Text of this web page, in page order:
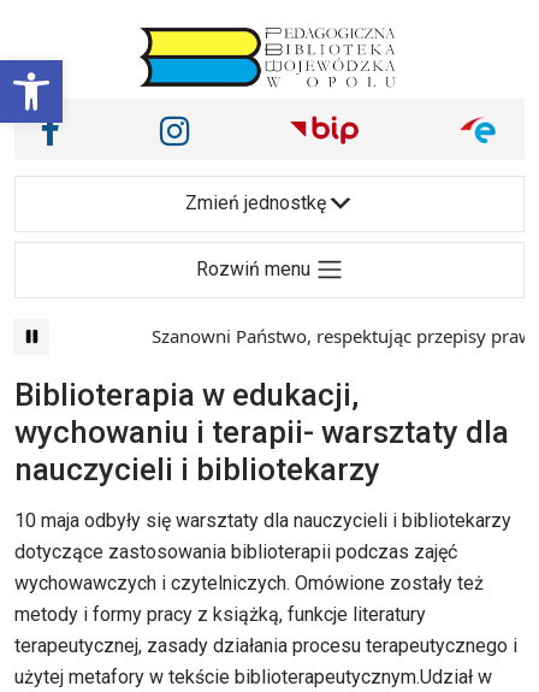
Otwórz pasek narzędzi
Main Navigation
Nasze media społecznościowe i inne
Facebook Instagram
Zmień jednostkę
Rozwiń menu
Szanowni Państwo, respektując przepisy prawa
Biblioterapia w edukacji,
wychowaniu i terapii- warsztaty dla
nauczycieli i bibliotekarzy
10 maja odbyły się warsztaty dla nauczycieli i bibliotekarzy
dotyczące zastosowania biblioterapii podczas zajęć
wychowawczych i czytelniczych. Omówione zostały też
metody i formy pracy z książką, funkcje literatury
terapeutycznej, zasady działania procesu terapeutycznego i
użytej metafory w tekście biblioterapeutycznym.Udział w